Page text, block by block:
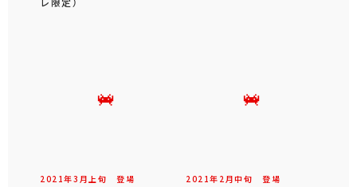
2021年3 月 上旬 登場 2021年 2 月中旬 登場